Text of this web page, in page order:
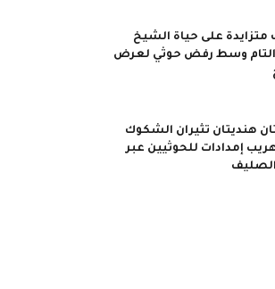
متزايدة على حياة الشيخ
التام وسط رفض حوثي لعرض
هنديتان تثيران الشكوك
إمدادات للحوثيين عبر
الصليف